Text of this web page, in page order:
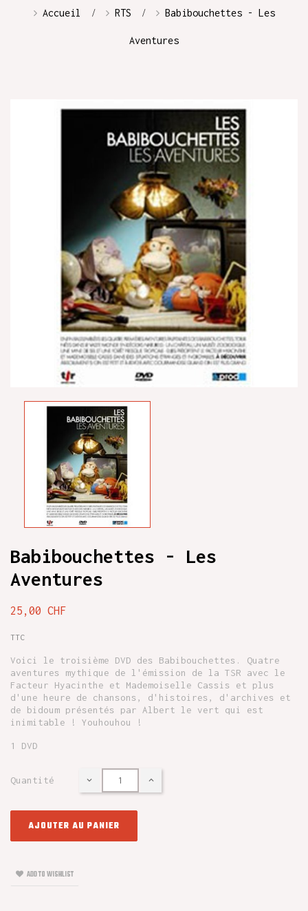
Accueil RTS Babibouchettes - Les
Aventures
Babibouchettes - Les
Aventures
25,00 CHF
TTC
Voici le troisième DVD des Babibouchettes. Quatre
aventures mythique de l'émission de la TSR avec le
Facteur Hyacinthe et Mademoiselle Cassis et plus
d'une heure de chansons, d'histoires, d'archives et
de bidoum présentés par Albert le vert qui est
inimitable ! Youhouhou !
1 DVD
Quantité
AJOUTER AU PANIER
ADD TO WISHLIST